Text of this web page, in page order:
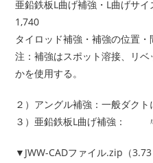
亜鉛鉄板L曲げ補強・L曲げサ
1,740
タイロッド補強・補強の位置
注：補強はスポット溶接、リ
かを使用する。
２）アングル補強：一般ダクト
３）亜鉛鉄板L曲げ補強：
▼JWW-CADファイル.zip（